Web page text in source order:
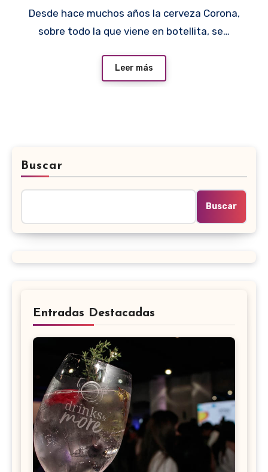
Desde hace muchos años la cerveza Corona,
sobre todo la que viene en botellita, se…
Leer más
Buscar
Buscar
Entradas Destacadas